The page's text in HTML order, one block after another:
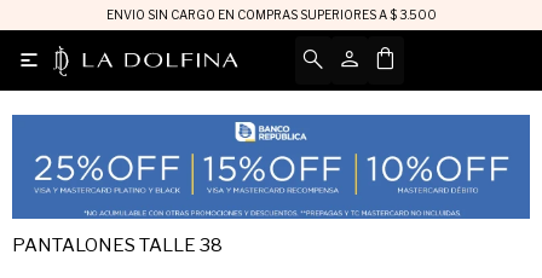
ENVIO SIN CARGO EN COMPRAS SUPERIORES A $ 3.500

PANTALONES TALLE 38